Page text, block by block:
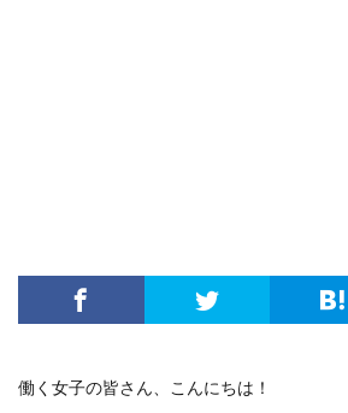
働く女子の皆さん、こんにちは！